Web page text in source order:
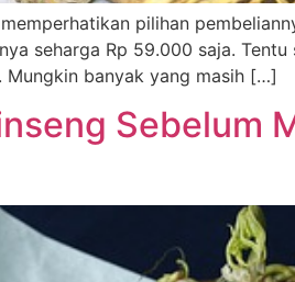
pilihan
seharga Rp 59.000 saja.
Mungkin banyak yang masih […]
Sebelum